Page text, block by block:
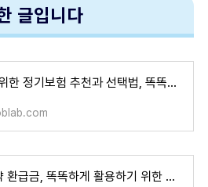
글입니다
40대를 위한 정기보험 추천과 선택법, 똑똑한 가입 가이드
보험 해약 환급금, 똑똑하게 활용하기 위한 필수 가이드